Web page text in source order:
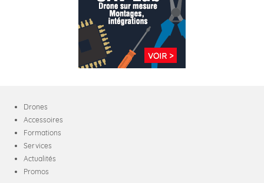
Drones
Accessoires
Formations
Services
Actualités
Promos